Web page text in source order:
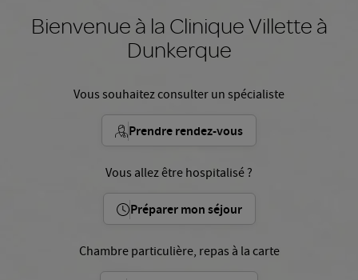
contenuBienvenue à la Clinique Villette à
Dunkerque
Vous souhaitez consulter un spécialiste
Prendre rendez-vous
Vous allez être hospitalisé ?
Préparer mon séjour
Chambre particulière, repas à la carte